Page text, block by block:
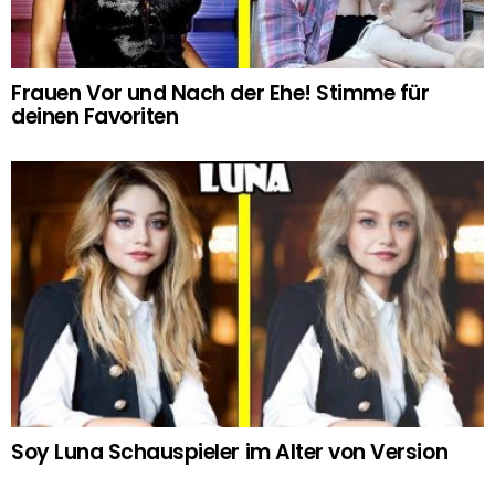
Frauen Vor und Nach der Ehe! Stimme für
deinen Favoriten
Soy Luna Schauspieler im Alter von Version